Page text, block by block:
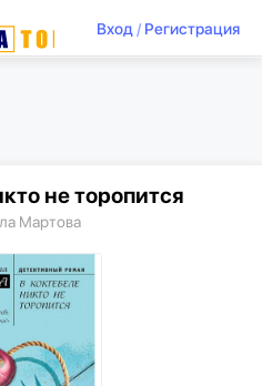
Вход/ Регистрация
не торопится
Мартова